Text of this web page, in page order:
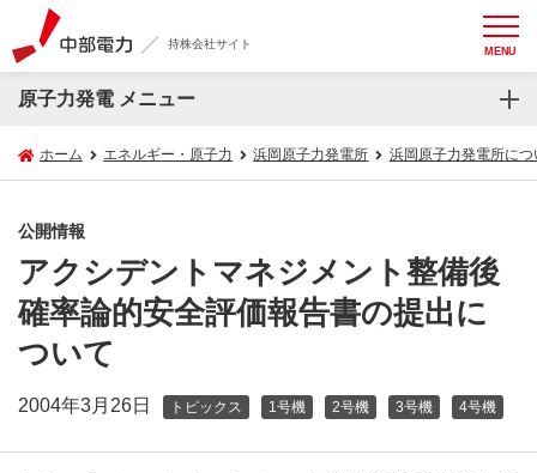
持株会社サイト MENU
原子力発電 メニュー
ホーム エネルギー・原子力 浜岡原子力発電所 浜岡原子力発電所につ
公開情報
アクシデントマネジメント整備後
確率論的安全評価報告書の提出に
ついて
2004年3月26日 トピックス 1号機 2号機 3号機 4号機